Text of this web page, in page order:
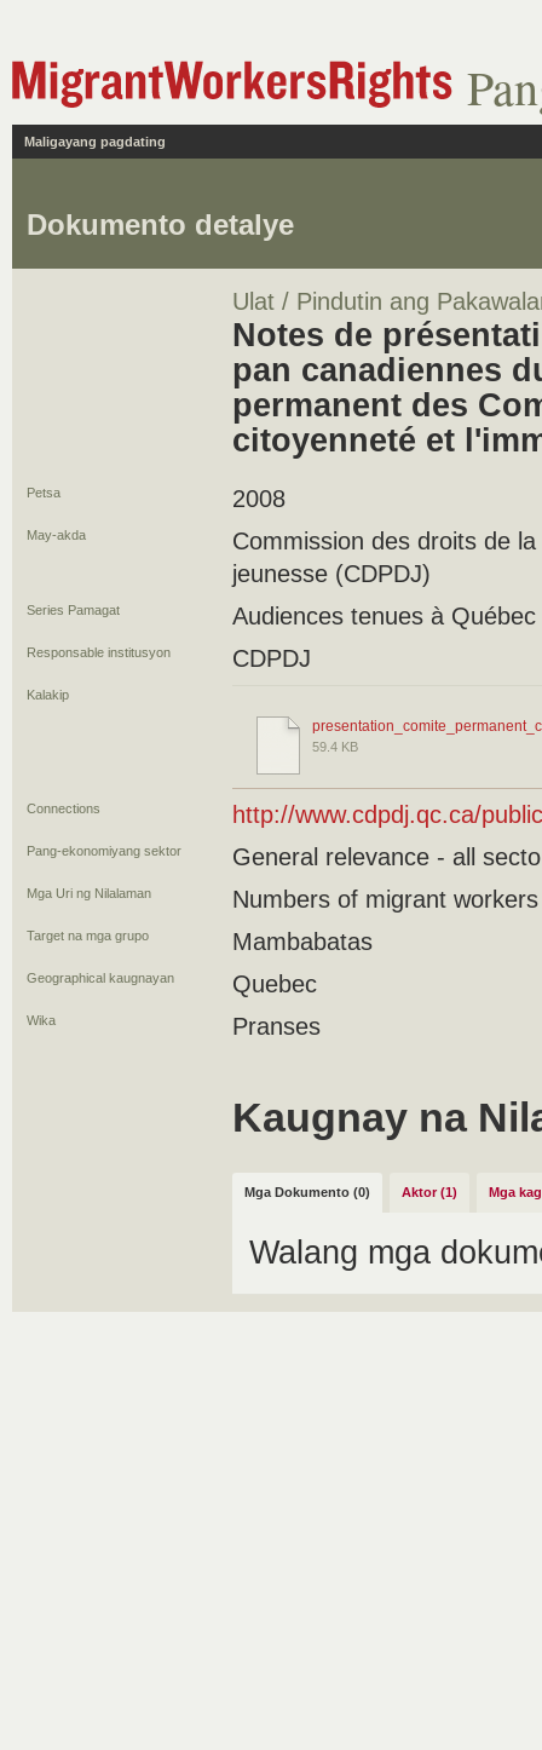
Maligayang pagdating
Dokumento detalye
Ulat / Pindutin ang
Notes de
pan canadiennes
permanent des
citoyenneté et
Petsa 2008
May-akda
Commission des droits de
jeunesse (CDPDJ)
Series Pamagat Audiences tenues à
Responsable institusyon CDPDJ
Kalakip
59.4 KB
Connections http://www.cdpdj.qc.ca/
Pang-ekonomiyang sektor General relevance - all
Mga Uri ng Nilalaman Numbers of migrant workers
Target na mga grupo Mambabatas
Geographical kaugnayan Quebec
Wika Pranses
Kaugnay na
Mga Dokumento (0) Aktor (1) Mga
Walang mga